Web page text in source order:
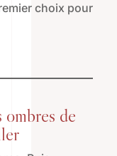
choix pour
ombres de